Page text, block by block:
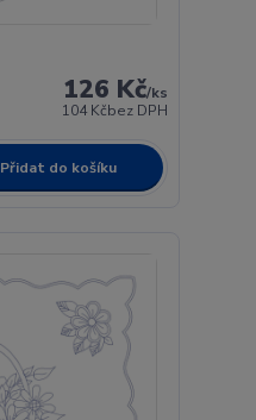
126 Kč/ks
104 Kčbez DPH
Přidat do košíku